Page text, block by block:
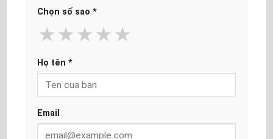
Chọn số sao *
★
★
★
★
★
Họ tên *
Email